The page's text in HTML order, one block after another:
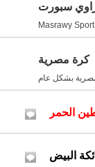
سبورت
Masrawy
كرة مصرية
بشكل عام
الحمر
البيض